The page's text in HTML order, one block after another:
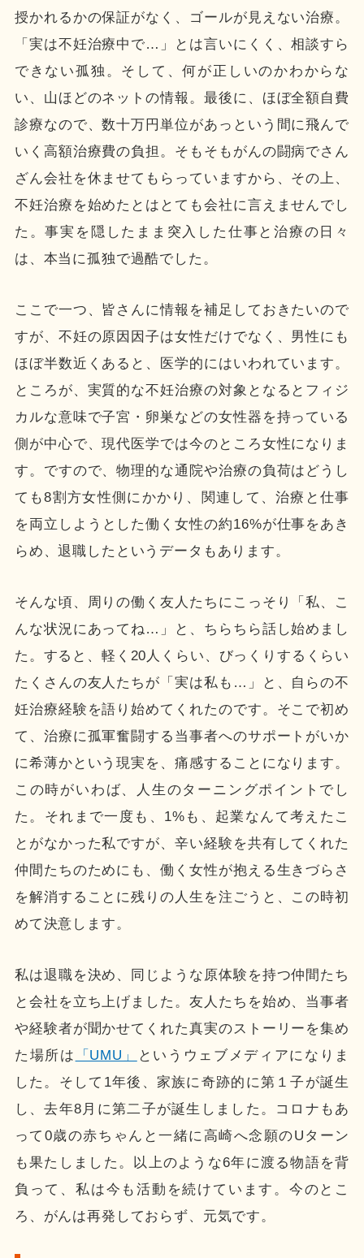
授かれるかの保証がなく、ゴールが見えない治療。
「実は不妊治療中で…」とは言いにくく、相談すら
できない孤独。そして、何が正しいのかわからな
い、山ほどのネットの情報。最後に、ほぼ全額自費
診療なので、数十万円単位があっという間に飛んで
いく高額治療費の負担。そもそもがんの闘病でさん
ざん会社を休ませてもらっていますから、その上、
不妊治療を始めたとはとても会社に言えませんでし
た。事実を隠したまま突入した仕事と治療の日々
は、本当に孤独で過酷でした。
ここで一つ、皆さんに情報を補足しておきたいので
すが、不妊の原因因子は女性だけでなく、男性にも
ほぼ半数近くあると、医学的にはいわれています。
ところが、実質的な不妊治療の対象となるとフィジ
カルな意味で子宮・卵巣などの女性器を持っている
側が中心で、現代医学では今のところ女性になりま
す。ですので、物理的な通院や治療の負荷はどうし
ても8割方女性側にかかり、関連して、治療と仕事
を両立しようとした働く女性の約16%が仕事をあき
らめ、退職したというデータもあります。
そんな頃、周りの働く友人たちにこっそり「私、こ
んな状況にあってね…」と、ちらちら話し始めまし
た。すると、軽く20人くらい、びっくりするくらい
たくさんの友人たちが「実は私も…」と、自らの不
妊治療経験を語り始めてくれたのです。そこで初め
て、治療に孤軍奮闘する当事者へのサポートがいか
に希薄かという現実を、痛感することになります。
この時がいわば、人生のターニングポイントでし
た。それまで一度も、1%も、起業なんて考えたこ
とがなかった私ですが、辛い経験を共有してくれた
仲間たちのためにも、働く女性が抱える生きづらさ
を解消することに残りの人生を注ごうと、この時初
めて決意します。
私は退職を決め、同じような原体験を持つ仲間たち
と会社を立ち上げました。友人たちを始め、当事者
や経験者が聞かせてくれた真実のストーリーを集め
た場所は
「UMU」
というウェブメディアになりま
した。そして1年後、家族に奇跡的に第１子が誕生
し、去年8月に第二子が誕生しました。コロナもあ
って0歳の赤ちゃんと一緒に高崎へ念願のUターン
も果たしました。以上のような6年に渡る物語を背
負って、私は今も活動を続けています。今のとこ
ろ、がんは再発しておらず、元気です。